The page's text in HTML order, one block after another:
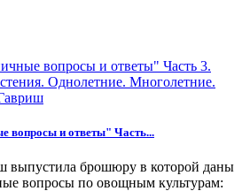
вопросы и ответы" Часть...
выпустила брошюру в которой даны
вопросы по овощным культурам: